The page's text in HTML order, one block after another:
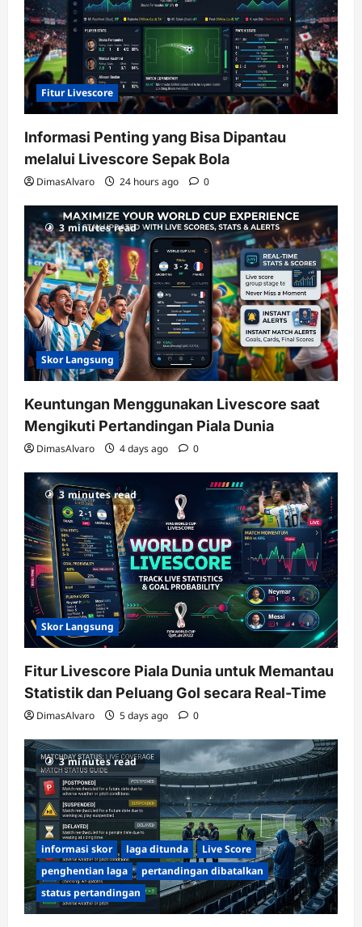
Fitur Livescore
Informasi Penting yang Bisa Dipantau
melalui Livescore Sepak Bola
DimasAlvaro 24 hours ago 0
3 minutes read
Skor Langsung
Keuntungan Menggunakan Livescore saat
Mengikuti Pertandingan Piala Dunia
DimasAlvaro 4 days ago 0
3 minutes read
Skor Langsung
Fitur Livescore Piala Dunia untuk Memantau
Statistik dan Peluang Gol secara Real-Time
DimasAlvaro 5 days ago 0
3 minutes read
informasi skor laga ditunda
Live Score
penghentian laga
pertandingan dibatalkan
status pertandingan